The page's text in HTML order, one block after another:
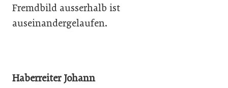
Fremdbild ausserhalb ist
auseinandergelaufen.
Haberreiter Johann